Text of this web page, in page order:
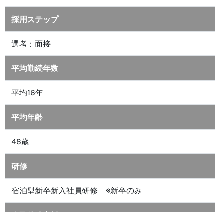
採用ステップ
選考：面接
平均勤続年数
平均16年
平均年齢
48歳
研修
宿泊型新卒新入社員研修 ※新卒のみ